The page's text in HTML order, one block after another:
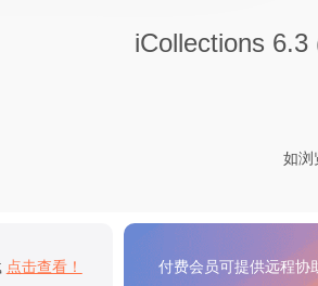
iCollections
如浏
点击查看！ 付费会员可提供远程协
Screen Snapshot 5.4.0 –
Solis 1.0.8 – 代码编辑器
Adobe Zii 2020 5.1.9-